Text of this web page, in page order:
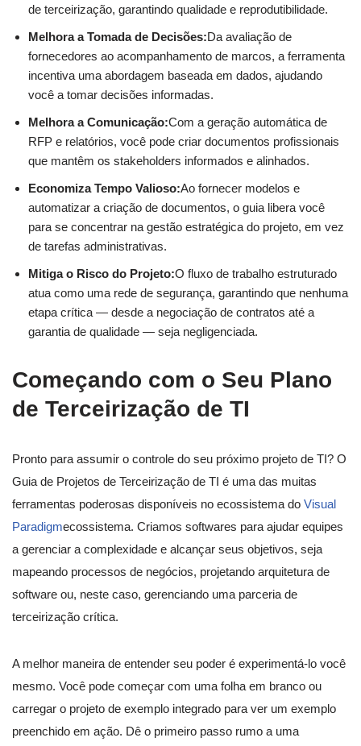
de terceirização, garantindo qualidade e reprodutibilidade.
Melhora a Tomada de Decisões:Da avaliação de
fornecedores ao acompanhamento de marcos, a ferramenta
incentiva uma abordagem baseada em dados, ajudando
você a tomar decisões informadas.
Melhora a Comunicação:Com a geração automática de
RFP e relatórios, você pode criar documentos profissionais
que mantêm os stakeholders informados e alinhados.
Economiza Tempo Valioso:Ao fornecer modelos e
automatizar a criação de documentos, o guia libera você
para se concentrar na gestão estratégica do projeto, em vez
de tarefas administrativas.
Mitiga o Risco do Projeto:O fluxo de trabalho estruturado
atua como uma rede de segurança, garantindo que nenhuma
etapa crítica — desde a negociação de contratos até a
garantia de qualidade — seja negligenciada.
Começando com o Seu Plano
de Terceirização de TI
Pronto para assumir o controle do seu próximo projeto de TI? O
Guia de Projetos de Terceirização de TI é uma das muitas
ferramentas poderosas disponíveis no ecossistema do Visual
Paradigmecossistema. Criamos softwares para ajudar equipes
a gerenciar a complexidade e alcançar seus objetivos, seja
mapeando processos de negócios, projetando arquitetura de
software ou, neste caso, gerenciando uma parceria de
terceirização crítica.
A melhor maneira de entender seu poder é experimentá-lo você
mesmo. Você pode começar com uma folha em branco ou
carregar o projeto de exemplo integrado para ver um exemplo
preenchido em ação. Dê o primeiro passo rumo a uma